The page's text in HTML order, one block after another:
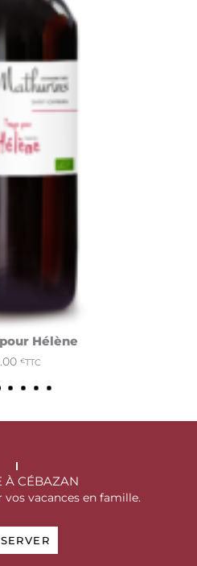
Hélène
€TTC
À CÉBAZAN
vos vacances en famille.